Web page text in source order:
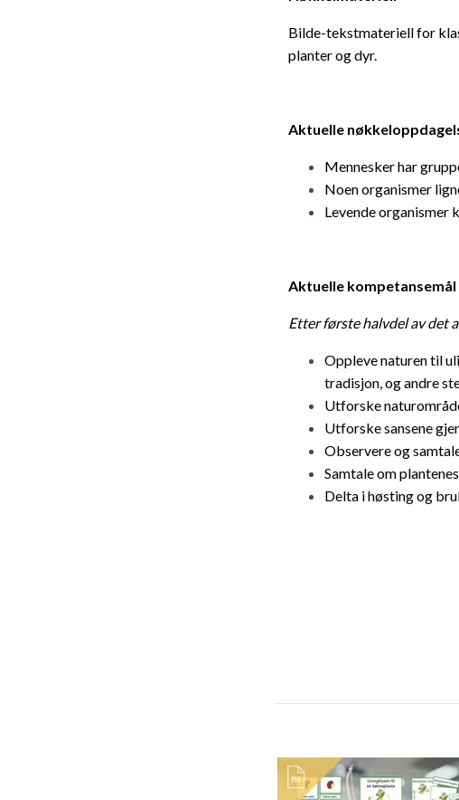
Bilde-tekstmateriell for
planter og dyr.
Aktuelle
Mennesker har
Noen organismer
Levende organismer
Aktuelle
Etter første halvdel av det
Oppleve naturen til
tradisjon, og andre
Utforske
Utforske sansene
Observere og
Samtale om
Delta i høsting og